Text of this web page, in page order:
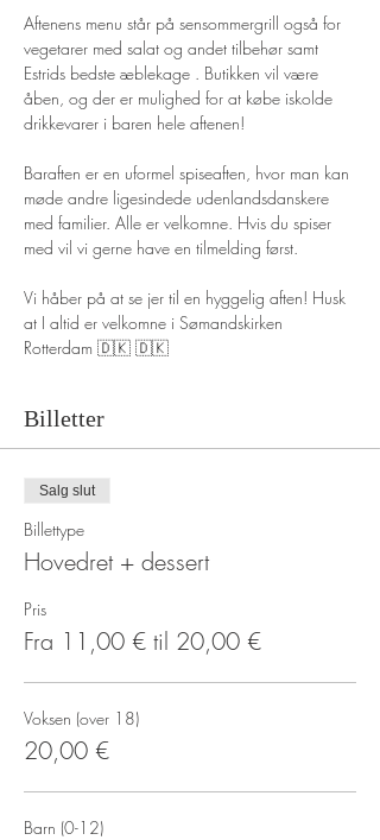
Aftenens menu står på sensommergrill også for
vegetarer med salat og andet tilbehør samt
Estrids bedste æblekage . Butikken vil være
åben, og der er mulighed for at købe iskolde
drikkevarer i baren hele aftenen!
Baraften er en uformel spiseaften, hvor man kan
møde andre ligesindede udenlandsdanskere
med familier. Alle er velkomne. Hvis du spiser
med vil vi gerne have en tilmelding først.
Vi håber på at se jer til en hyggelig aften! Husk
at I altid er velkomne i Sømandskirken
Rotterdam 🇩🇰 🇩🇰
Billetter
Salg slut
Billettype
Hovedret + dessert
Pris
Fra 11,00 € til 20,00 €
Voksen (over 18)
20,00 €
Barn (0-12)